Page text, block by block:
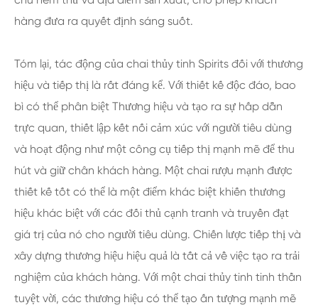
hàng đưa ra quyết định sáng suốt.
Tóm lại, tác động của chai thủy tinh Spirits đối với thương
hiệu và tiếp thị là rất đáng kể. Với thiết kế độc đáo, bao
bì có thể phân biệt Thương hiệu và tạo ra sự hấp dẫn
trực quan, thiết lập kết nối cảm xúc với người tiêu dùng
và hoạt động như một công cụ tiếp thị mạnh mẽ để thu
hút và giữ chân khách hàng. Một chai rượu mạnh được
thiết kế tốt có thể là một điểm khác biệt khiến thương
hiệu khác biệt với các đối thủ cạnh tranh và truyền đạt
giá trị của nó cho người tiêu dùng. Chiến lược tiếp thị và
xây dựng thương hiệu hiệu quả là tất cả về việc tạo ra trải
nghiệm của khách hàng. Với một chai thủy tinh tinh thần
tuyệt vời, các thương hiệu có thể tạo ấn tượng mạnh mẽ